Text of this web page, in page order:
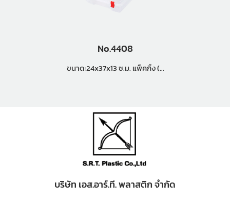
No.4408
ขนาด:24x37x13 ซ.ม. แพ็คกิ้ง (2
บริษัท เอส.อาร์.ที. พลาสติก จำกัด